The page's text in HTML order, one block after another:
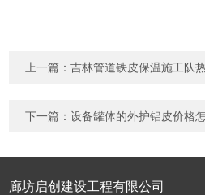
上一篇：吉林管道铁皮保温施工队
下一篇：设备罐体的外护铝皮价格
廊坊启创建设工程有限公司